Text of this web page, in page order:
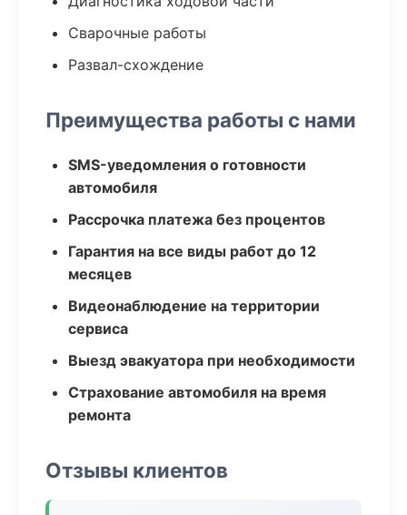
Сварочные работы
Развал-схождение
Преимущества работы с нами
SMS-уведомления о готовности
автомобиля
Рассрочка платежа без процентов
Гарантия на все виды работ до 12
месяцев
Видеонаблюдение на территории
сервиса
Выезд эвакуатора при необходимости
Страхование автомобиля на время
ремонта
Отзывы клиентов